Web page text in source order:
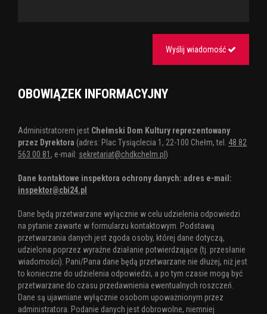
Wyślij wiadomość
OBOWIĄZEK INFORMACYJNY
Administratorem jest Chełmski Dom Kultury reprezentowany
przez Dyrektora (adres: Plac Tysiąclecia 1, 22-100 Chełm, tel. 48 82
563 00 81 , e-mail: sekretariat@chdkchelm.pl )
Dane kontaktowe inspektora ochrony danych: adres e-mail:
inspektor@cbi24.pl
Dane będą przetwarzane wyłącznie w celu udzielenia odpowiedzi
na pytanie zawarte w formularzu kontaktowym. Podstawą
przetwarzania danych jest zgoda osoby, której dane dotyczą,
udzielona poprzez wyraźne działanie potwierdzające (tj. przesłanie
wiadomości). Pani/Pana dane będą przetwarzane nie dłużej, niż jest
to konieczne do udzielenia odpowiedzi, a po tym czasie mogą być
przetwarzane do czasu przedawnienia ewentualnych roszczeń.
Dane są ujawniane wyłącznie osobom upoważnionym przez
administratora. Podanie danych jest dobrowolne, niemniej